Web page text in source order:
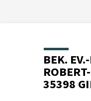
BEK.
35398